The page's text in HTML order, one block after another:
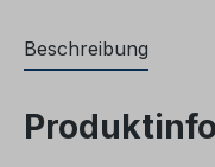
Beschreibung